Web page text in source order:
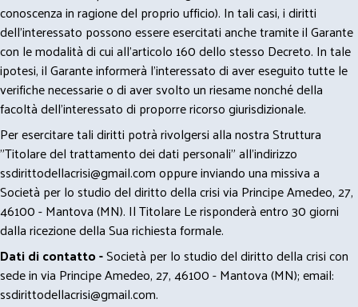
conoscenza in ragione del proprio ufficio). In tali casi, i diritti
dell’interessato possono essere esercitati anche tramite il Garante
con le modalità di cui all’articolo 160 dello stesso Decreto. In tale
ipotesi, il Garante informerà l’interessato di aver eseguito tutte le
verifiche necessarie o di aver svolto un riesame nonché della
facoltà dell’interessato di proporre ricorso giurisdizionale.
Per esercitare tali diritti potrà rivolgersi alla nostra Struttura
"Titolare del trattamento dei dati personali" all'indirizzo
ssdirittodellacrisi@gmail.comoppure inviando una missiva a
Società per lo studio del diritto della crisi via Principe Amedeo, 27,
46100 - Mantova (MN). Il Titolare Le risponderà entro 30 giorni
dalla ricezione della Sua richiesta formale.
Dati di contatto -Società per lo studio del diritto della crisi con
sede in via Principe Amedeo, 27, 46100 - Mantova (MN); email:
ssdirittodellacrisi@gmail.com.